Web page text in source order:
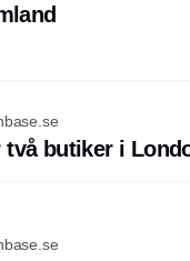
två butiker i